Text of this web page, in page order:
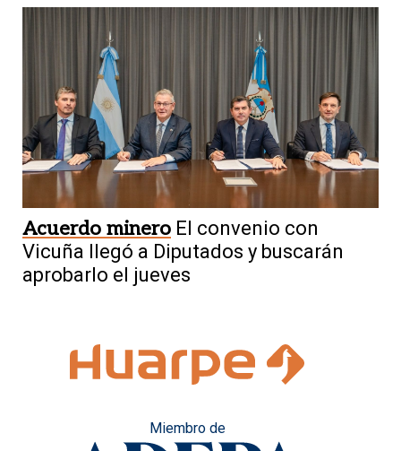
Acuerdo minero El convenio con
Vicuña llegó a Diputados y buscarán
aprobarlo el jueves
Miembro de